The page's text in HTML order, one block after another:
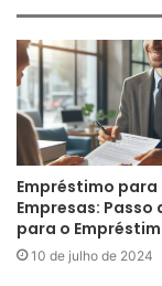
Empréstimo para
Empresas: Passo
para o
10 de julho de 2024